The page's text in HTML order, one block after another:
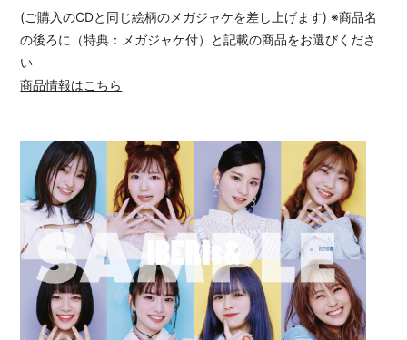
(ご購入のCDと同じ絵柄のメガジャケを差し上げます) ※商品名
の後ろに（特典：メガジャケ付）と記載の商品をお選びくださ
い
商品情報はこちら